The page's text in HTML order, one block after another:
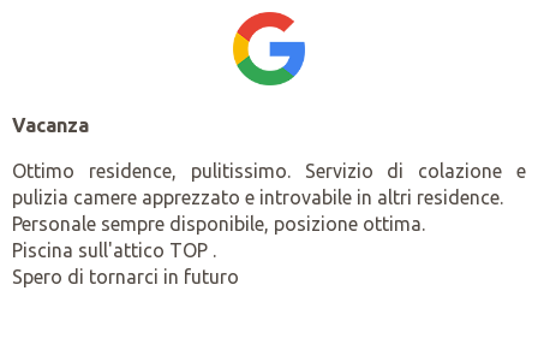
Vacanza
Ottimo residence, pulitissimo. Servizio di colazione e
pulizia camere apprezzato e introvabile in altri residence.
Personale sempre disponibile, posizione ottima.
Piscina sull'attico TOP .
Spero di tornarci in futuro